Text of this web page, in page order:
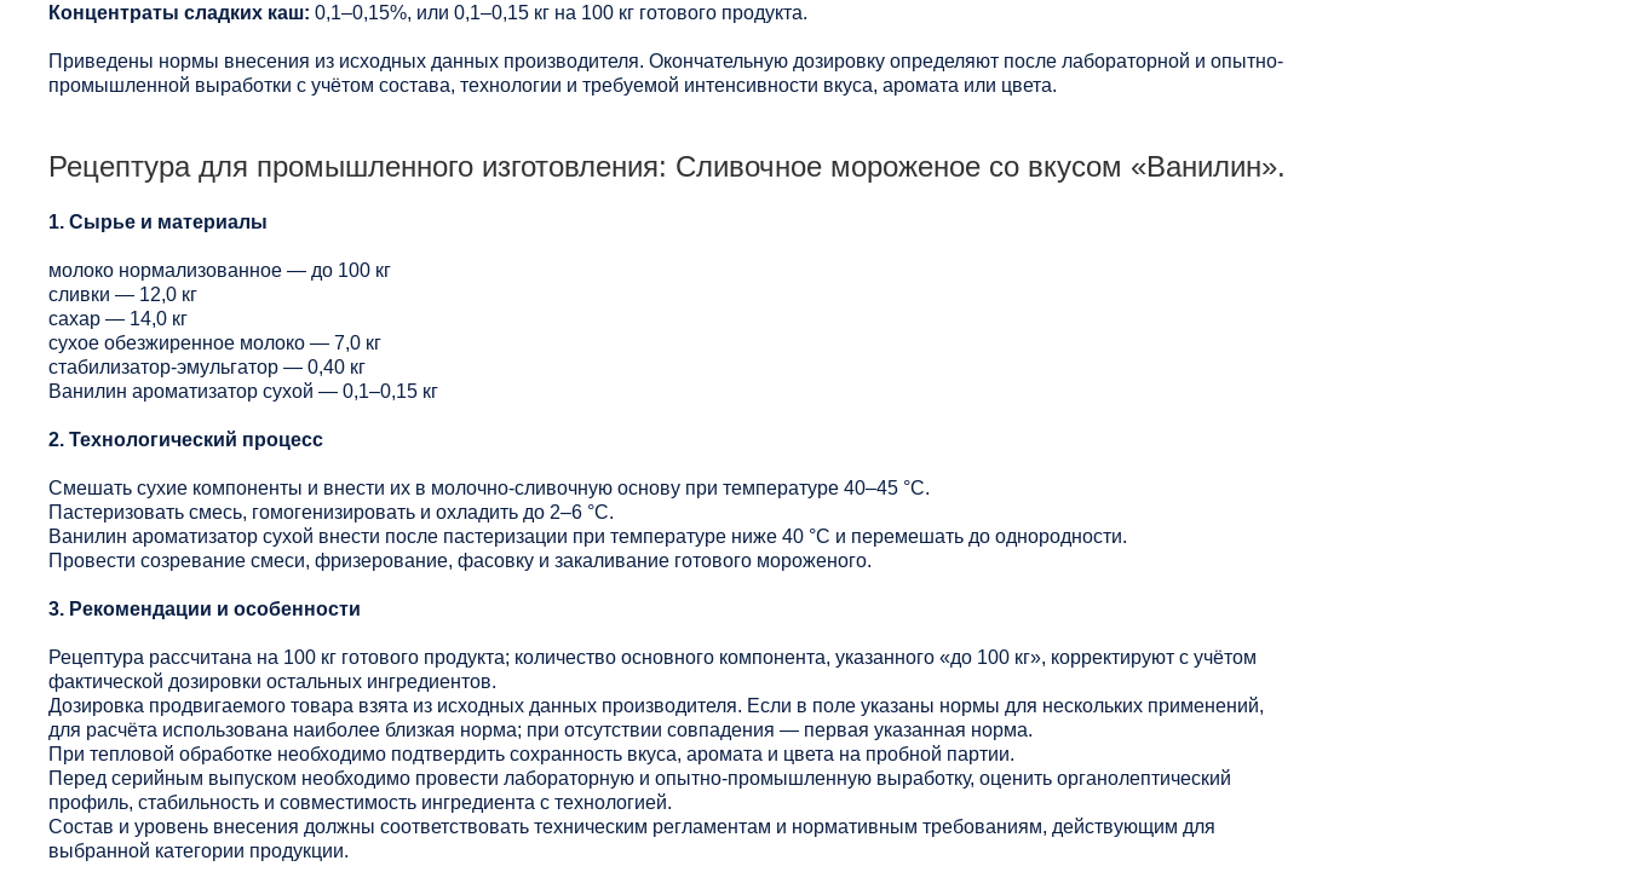
Концентраты сладких каш: 0,1–0,15%, или 0,1–0,15 кг на 100 кг готового продукта.
Приведены нормы внесения из исходных данных производителя. Окончательную дозировку определяют после лабораторной и опытно-
промышленной выработки с учётом состава, технологии и требуемой интенсивности вкуса, аромата или цвета.
Рецептура для промышленного изготовления: Сливочное мороженое со вкусом «Ванилин».
1. Сырье и материалы
молоко нормализованное — до 100 кг
сливки — 12,0 кг
сахар — 14,0 кг
сухое обезжиренное молоко — 7,0 кг
стабилизатор-эмульгатор — 0,40 кг
Ванилин ароматизатор сухой — 0,1–0,15 кг
2. Технологический процесс
Смешать сухие компоненты и внести их в молочно-сливочную основу при температуре 40–45 °C.
Пастеризовать смесь, гомогенизировать и охладить до 2–6 °C.
Ванилин ароматизатор сухой внести после пастеризации при температуре ниже 40 °C и перемешать до однородности.
Провести созревание смеси, фризерование, фасовку и закаливание готового мороженого.
3. Рекомендации и особенности
Рецептура рассчитана на 100 кг готового продукта; количество основного компонента, указанного «до 100 кг», корректируют с учётом
фактической дозировки остальных ингредиентов.
Дозировка продвигаемого товара взята из исходных данных производителя. Если в поле указаны нормы для нескольких применений,
для расчёта использована наиболее близкая норма; при отсутствии совпадения — первая указанная норма.
При тепловой обработке необходимо подтвердить сохранность вкуса, аромата и цвета на пробной партии.
Перед серийным выпуском необходимо провести лабораторную и опытно-промышленную выработку, оценить органолептический
профиль, стабильность и совместимость ингредиента с технологией.
Состав и уровень внесения должны соответствовать техническим регламентам и нормативным требованиям, действующим для
выбранной категории продукции.